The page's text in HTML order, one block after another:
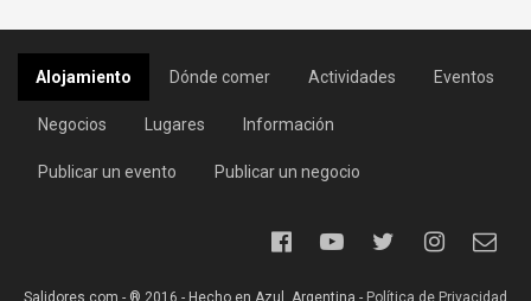
Alojamiento Dónde comer Actividades Eventos
Negocios Lugares Información
Publicar un evento Publicar un negocio
Salidores.com - ® 2016 - Hecho en Azul, Argentina - Política de Privacidad